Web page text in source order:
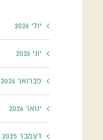
יולי 2026
יוני 2026
פברואר 2026
ינואר 2026
דצמבר 2025